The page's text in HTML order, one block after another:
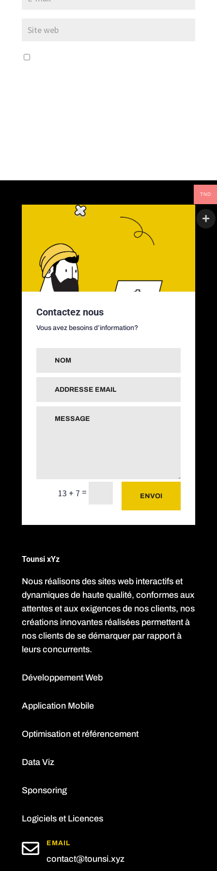
Contactez nous
Vous avez besoins d’information?
13 + 7 = ENVOI
Tounsi xYz
Nous réalisons des sites web interactifs et
dynamiques de haute qualité, conformes aux
attentes et aux exigences de nos clients, nos
créations innovantes réalisées permettent à
nos clients de se démarquer par rapport à
leurs concurrents.
Développement Web
Application Mobile
Optimisation et référencement
Data Viz
Sponsoring
Logiciels et Licences
 EMAIL
contact@tounsi.xyz
TND